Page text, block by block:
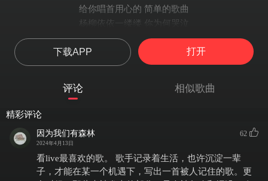
给你唱首用心的 简单的歌曲
杨柳依依一缕缕 你为何哭泣
旋律淡淡不煽情 随风阵阵起
江水悠悠对岸明 余音绕南京
秦淮河岸赴约定
不是不想不在意
情到深处似无情
下载APP 打开
评论 相似歌曲
精彩评论
因为我们有森林
2024年4月13日
62
看live最喜欢的歌。 歌手记录着生活，也许沉淀一辈
子，才能在某一个机遇下，写出一首被人记住的歌。更